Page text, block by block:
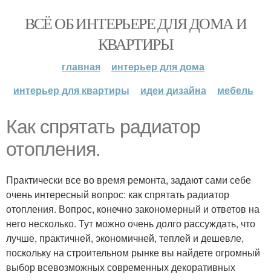
ВСЁ ОБ ИНТЕРЬЕРЕ ДЛЯ ДОМА И
КВАРТИРЫ
главная
интерьер для дома
интерьер для квартиры
идеи дизайна мебель
Как спрятать радиатор
отопления.
Практически все во время ремонта, задают сами себе
очень интересный вопрос: как спрятать радиатор
отопления. Вопрос, конечно закономерный и ответов на
него несколько. Тут можно очень долго рассуждать, что
лучше, практичней, экономичней, теплей и дешевле,
поскольку на строительном рынке вы найдете огромный
выбор всевозможных современных декоративных